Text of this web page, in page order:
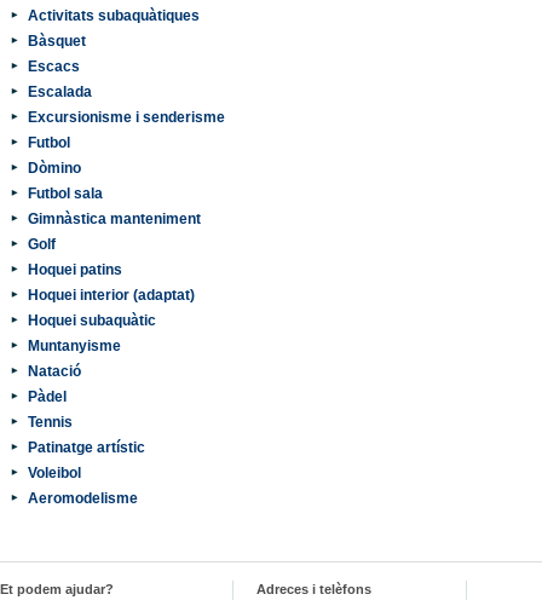
Activitats subaquàtiques
Bàsquet
Escacs
Escalada
Excursionisme i senderisme
Futbol
Dòmino
Futbol sala
Gimnàstica manteniment
Golf
Hoquei patins
Hoquei interior (adaptat)
Hoquei subaquàtic
Muntanyisme
Natació
Pàdel
Tennis
Patinatge artístic
Voleibol
Aeromodelisme
Et podem ajudar?
Adreces i telèfons